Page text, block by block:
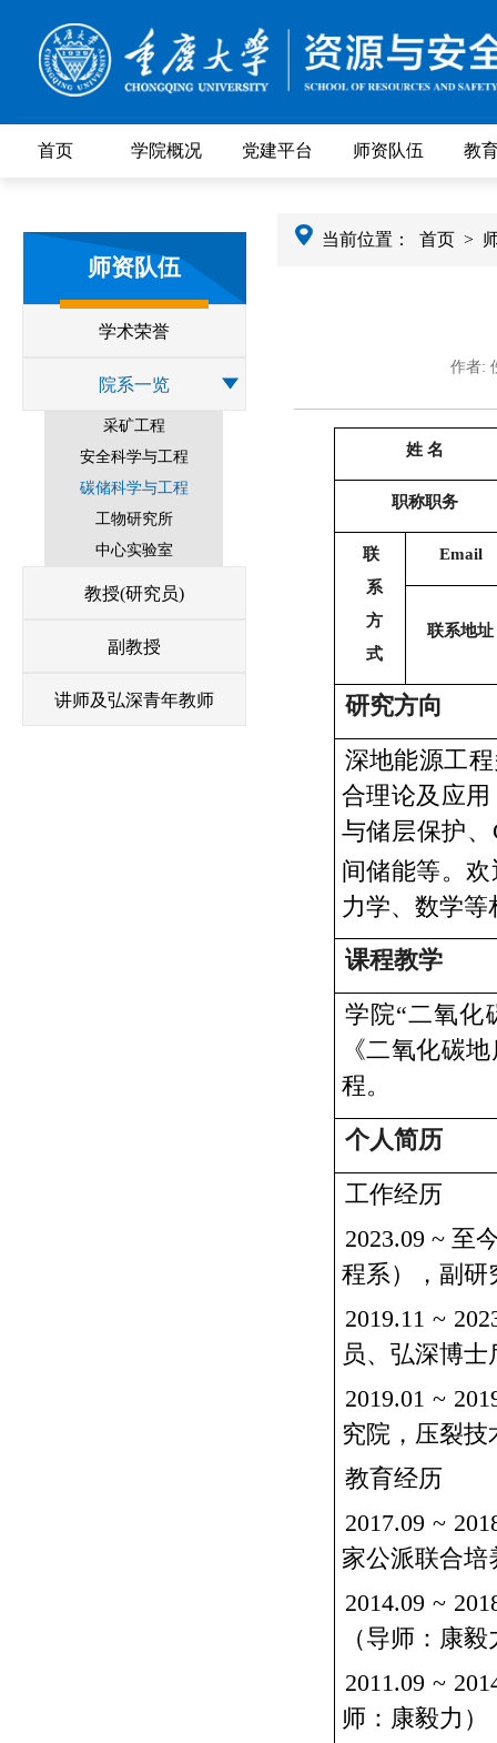
首页 学院概况 党建平台 师资队伍 教
师资队伍
学术荣誉
院系一览
采矿工程
安全科学与工程
碳储科学与工程
工物研究所
中心实验室
教授(研究员)
副教授
讲师及弘深青年教师
当前位置： 首页 >
作者:
姓 名
职称职务
联
系
方
式
Email
联系地址
研究方向
深地能源工
合理论及应
与储层保护、
间储能等。
力学、数学
课程教学
学院“二氧化
《二氧化碳
程。
个人简历
工作经历
2023.09 ~ 至
程系），副研
2019.11 ~
员、弘深博
2019.01 ~
究院，压裂技
教育经历
2017.09 ~
家公派联合培
2014.09 ~
（导师：康
2011.09 ~
师：康毅力）